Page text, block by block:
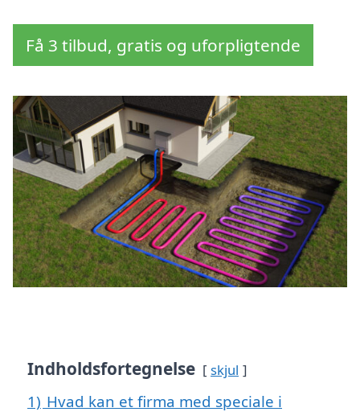
Få 3 tilbud, gratis og uforpligtende
Indholdsfortegnelse skjul
1) Hvad kan et firma med speciale i